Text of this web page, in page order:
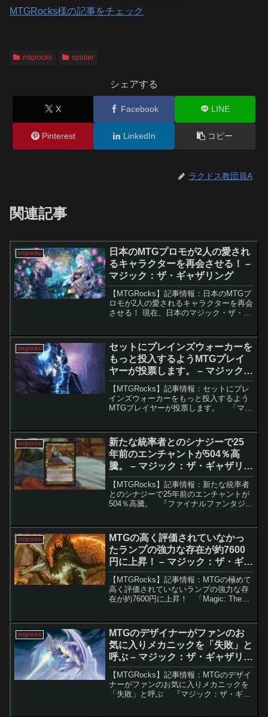
MTGRocks様の記事をチェック
mtgrocks spoiler
シェアする
X Facebook LINE
Pinterest LinkedIn コピー
ラクドス教団員A
関連記事
mtgrocks
日本のMTGプロモが2人の愛され
るキャラクターを再会させる！ –
マジック：ザ・ギャザリング
【MTGRocks】記事情報：日本のMTGプ
ロモが2人の愛されるキャラクターを再会
させる！ 現在、日本のマジック・ザ・ギ
モーションイベント「放浪皇の夏祭りキ
ャンペーン...
mtgrocks
セットにプレインズウォーカーを
もっと投入するようMTGプレイ
ヤーが投票します。 – マジック：
ザ・ギャザリング
【MTGRocks】記事情報：セットにプレ
インズウォーカーをもっと投入するよう
MTGプレイヤーが投票します。 「マジ
に影響を与える機会は滅多にありませ
ん。しかし...
mtgrocks
新たな統率者とのシナジーで25
年前のエンチャントが504％高
騰。 – マジック：ザ・ギャザリン
グ
【MTGRocks】記事情報：新たな統率者
とのシナジーで25年前のエンチャントが
504％高騰。 『ファイナルファンタジ
ています。特に「魔女、ヤ・シュトラ・
ルル」と相...
mtgrocks
MTGの高く評価されていなかっ
たランプの強力な存在が約7600
円に上昇！ – マジック：ザ・ギャ
ザリング
【MTGRocks】記事情報：MTGの極めて
高く評価されていないランプの強力な存
在が約7600円に上昇！ 「Magic: The
ードが注目を集めています...
mtgrocks
MTGのデザイナーがファンのお
気に入りメカニックを「失敗」と
呼ぶ – マジック：ザ・ギャザリン
グ
【MTGRocks】記事情報：MTGのデザイ
ナーがファンのお気に入りメカニックを
「失敗」と呼ぶ 『マジック：ザ・ギャ